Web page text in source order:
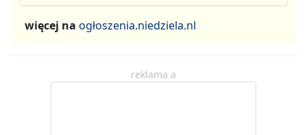
więcej na ogłoszenia.niedziela.nl
reklama a